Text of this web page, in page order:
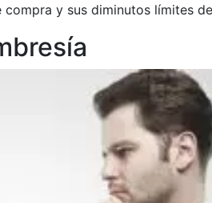
y sus diminutos límites